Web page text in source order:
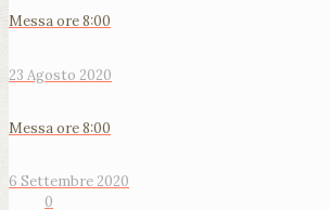
Messa ore 8:00
23 Agosto 2020
Messa ore 8:00
6 Settembre 2020
0